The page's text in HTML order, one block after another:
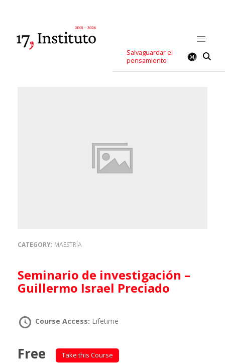
Salvaguardar el
pensamiento
CATEGORY: MAESTRÍA
Seminario de investigación –
Guillermo Israel Preciado
Course Access: Lifetime
Free Take this Course